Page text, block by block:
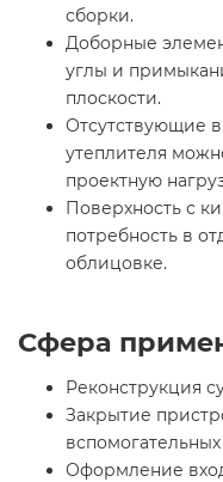
сборки.
Доборные
углы и
плоскости.
Отсутствующие
утеплителя
проектную
Поверхность с
потребность в
облицовке.
Сфера
Реконструкция
Закрытие
Оформление